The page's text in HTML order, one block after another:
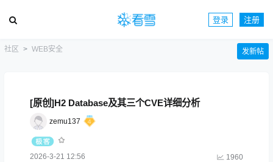
登录 注册
社区 WEB安全 发新帖
[原创]H2 Database及其三个CVE详细分析
zemu137
2026-3-21 12:56 1960